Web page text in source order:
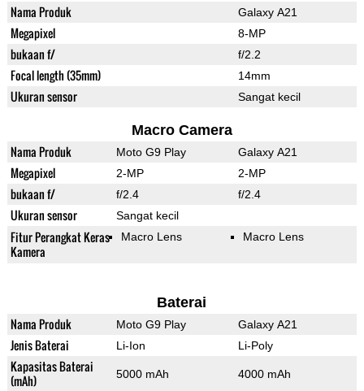
Nama Produk Galaxy A21
Megapixel 8-MP
bukaan f/ f/2.2
Focal length (35mm) 14mm
Ukuran sensor Sangat kecil
Macro Camera
Nama Produk Moto G9 Play Galaxy A21
Megapixel 2-MP 2-MP
bukaan f/ f/2.4 f/2.4
Ukuran sensor Sangat kecil
Fitur Perangkat Keras
Kamera
Macro Lens Macro Lens
Baterai
Nama Produk Moto G9 Play Galaxy A21
Jenis Baterai Li-Ion Li-Poly
Kapasitas Baterai
(mAh)
5000 mAh 4000 mAh